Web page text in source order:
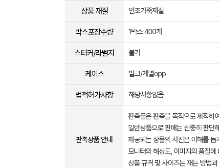
상품 재질 인조가죽재질
박스포장수량 1박스 400개
스티커/라벨지 불가
케이스 벌크/개별opp
법적허가사항 해당사항없음
판촉상품 안내
판촉물은 판촉을 목적으로 제작하
일반상품으로 판매는 신중히 판단
제공되는 상품의 사진은 이해를
모니터의 해상도, 이미지의 품질
상품 규격 및 사이즈는 재는 방법